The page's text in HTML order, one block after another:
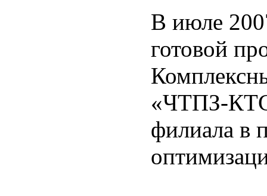
В июле
готовой
«ЧТПЗ-
филиала в